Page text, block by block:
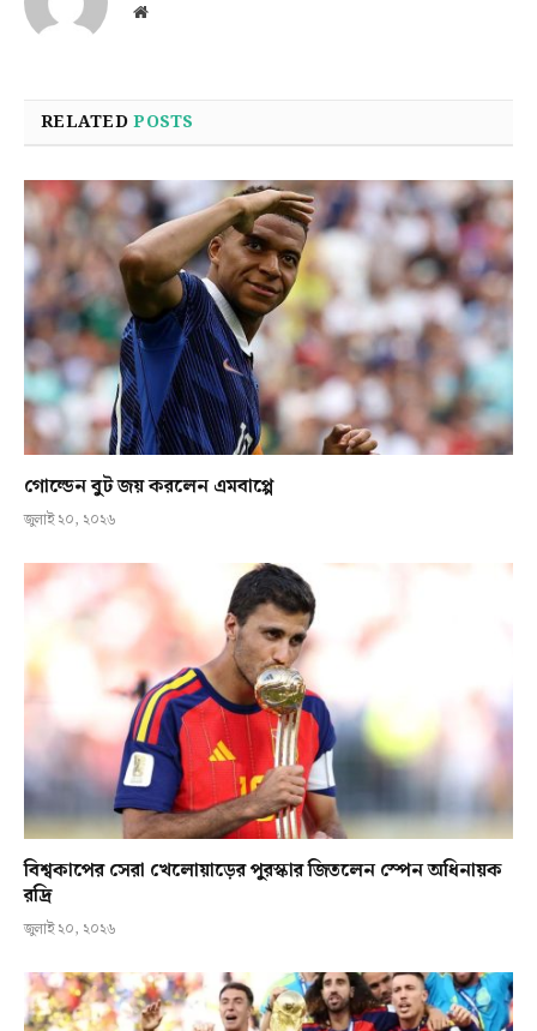
Website
RELATEDPOSTS
গোল্ডেন বুট জয় করলেন এমবাপ্পে
জুলাই ২০, ২০২৬
বিশ্বকাপের সেরা খেলোয়াড়ের পুরস্কার জিতলেন স্পেন অধিনায়ক
রদ্রি
জুলাই ২০, ২০২৬